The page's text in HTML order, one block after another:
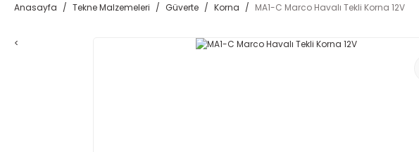
Anasayfa Tekne Malzemeleri Güverte Korna MA1-C Marco Havalı Tekli Korna 12V
<